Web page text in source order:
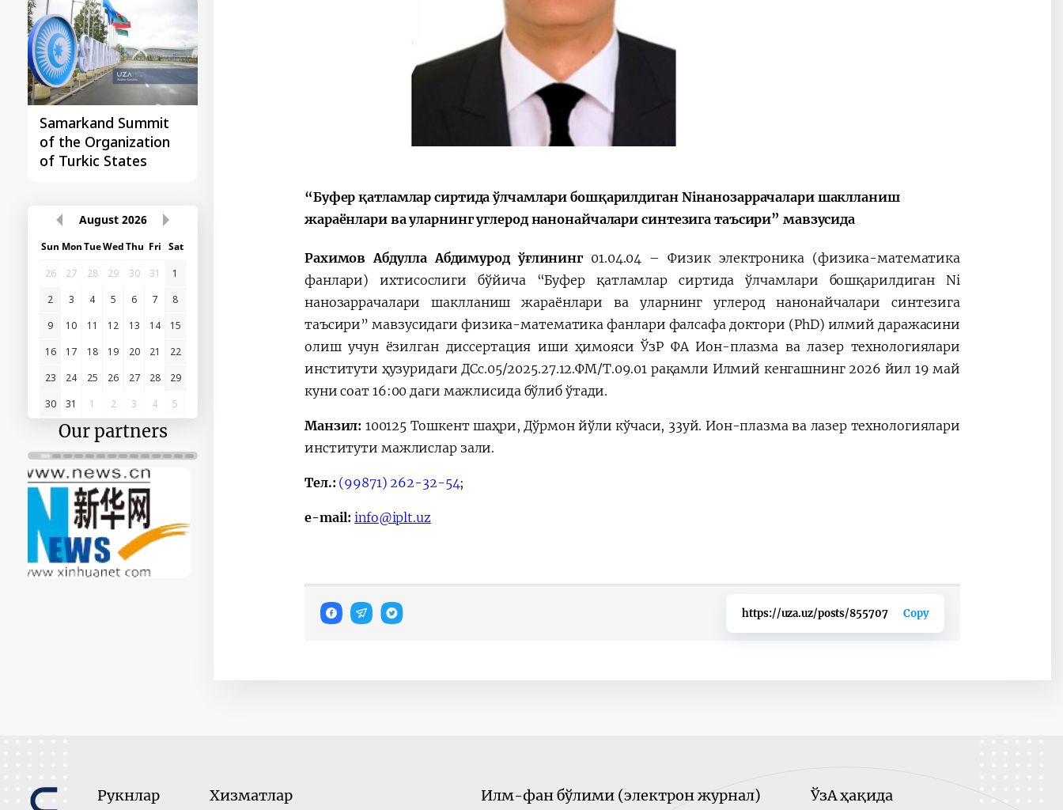
Samarkand Summit
of the Organization
of Turkic States
August 2026
Sun MonTueWedThu Fri Sat
26
27 28 29 30 31
1
2
3 4 5 6 7
8
9
10 11 12 13 14
15
16
17 18 19 20 21
22
23
24 25 26 27 28
29
30
31 1 2 3 4 5
Our partners
“Буфер қатламлар сиртида ўлчамлари бошқарилдиган Niнанозаррачалари шаклланиш
жараёнлари ва уларнинг углерод нанонайчалари синтезига таъсири” мавзусида
Рахимов Aбдулла Aбдимурод ўғлининг 01.04.04 – Физик электроника (физика-математика
фанлари) ихтисослиги бўйича “Буфер қатламлар сиртида ўлчамлари бошқарилдиган Ni
нанозаррачалари шаклланиш жараёнлари ва уларнинг углерод нанонайчалари синтезига
таъсири” мавзусидаги физика-математика фанлари фалсафа доктори (PhD) илмий даражасини
олиш учун ёзилган диссертация иши ҳимояси ЎзР ФA Ион-плазма ва лазер технологиялари
институти ҳузуридаги ДСc.05/2025.27.12.ФМ/Т.09.01 рақамли Илмий кенгашнинг 2026 йил 19 май
куни соат 16:00 даги мажлисида бўлиб ўтади.
Манзил: 100125 Тошкент шаҳри, Дўрмон йўли кўчаси, 33уй. Ион-плазма ва лазер технологиялари
институти мажлислар зали.
Тел.: (99871) 262-32-54;
e-mail:info@iplt.uz
https://uza.uz/posts/855707 Copy
Рукнлар Хизматлар Илм-фан бўлими (электрон журнал) ЎзА ҳақида